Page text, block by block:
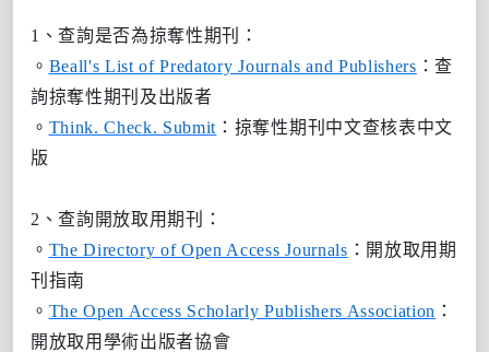
1 、查詢是否為掠奪性期刊：
。 Beall's List of Predatory Journals and Publishers ：查
詢掠奪性期刊及出版者
。 Think. Check. Submit ：掠奪性期刊中文查核表中文
版
2 、查詢開放取用期刊：
。 The Directory of Open Access Journals ：開放取用期
刊指南
。 The Open Access Scholarly Publishers Association ：
開放取用學術出版者協會